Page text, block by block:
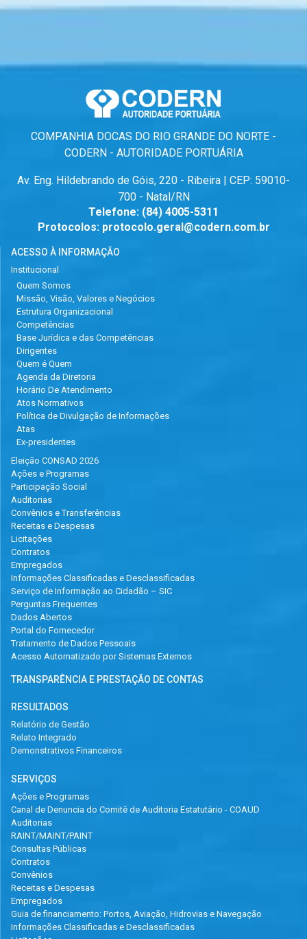
COMPANHIA DOCAS DO RIO GRANDE DO NORTE -
CODERN - AUTORIDADE PORTUÁRIA
Av. Eng. Hildebrando de Góis, 220 - Ribeira | CEP: 59010-
700 - Natal/RN
Telefone: (84) 4005-5311
Protocolos: protocolo.geral@codern.com.br
ACESSO À INFORMAÇÃO
Institucional
Quem Somos
Missão, Visão, Valores e Negócios
Estrutura Organizacional
Competências
Base Jurídica e das Competências
Dirigentes
Quem é Quem
Agenda da Diretoria
Horário De Atendimento
Atos Normativos
Política de Divulgação de Informações
Atas
Ex-presidentes
Eleição CONSAD 2026
Ações e Programas
Participação Social
Auditorias
Convênios e Transferências
Receitas e Despesas
Licitações
Contratos
Empregados
Informações Classificadas e Desclassificadas
Serviço de Informação ao Cidadão – SIC
Perguntas Frequentes
Dados Abertos
Portal do Fornecedor
Tratamento de Dados Pessoais
Acesso Automatizado por Sistemas Externos
TRANSPARÊNCIA E PRESTAÇÃO DE CONTAS
RESULTADOS
Relatório de Gestão
Relato Integrado
Demonstrativos Financeiros
SERVIÇOS
Ações e Programas
Canal de Denuncia do Comitê de Auditoria Estatutário - COAUD
Auditorias
RAINT/MAINT/PAINT
Consultas Públicas
Contratos
Convênios
Receitas e Despesas
Empregados
Guia de financiamento: Portos, Aviação, Hidrovias e Navegação
Informações Classificadas e Desclassificadas